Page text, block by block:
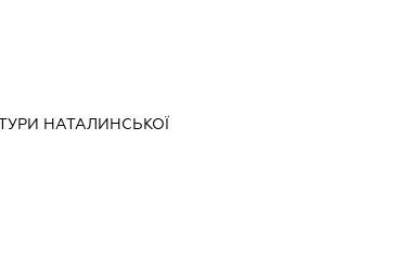
НАТАЛИНСЬКОЇ